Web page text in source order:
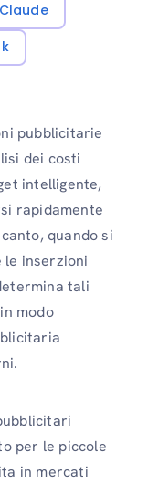
Claude
pubblicitarie
dei costi
intelligente,
rapidamente
quando si
le inserzioni
tali
modo
per le piccole
in mercati